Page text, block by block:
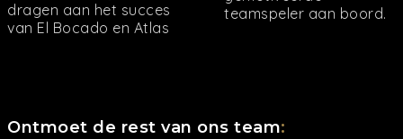
dragen aan het succes
van El Bocado en Atlas
teamspeler aan boord.
Ontmoet de rest van ons team: